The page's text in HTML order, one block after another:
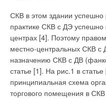
СКВ в этом здании успешно
практике СКВ с ДЭ
центрах [4]. Поэтому
местно-центральных СКВ
назначению СКВ с ДВ
статье [1]. На рис.1 в
принципиальная схема
торгового помещения в
Пройдя многовековой путь
для печей и очагов,
печей для отопления в XIX
продукции в XX-м и
XXI веках, сегодня
полный спектр